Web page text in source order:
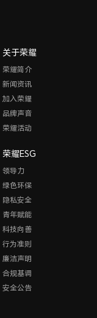
关于荣耀
荣耀简介
新闻资讯
加入荣耀
品牌声音
荣耀活动
荣耀ESG
领导力
绿色环保
隐私安全
青年赋能
科技向善
行为准则
廉洁声明
合规基调
安全公告